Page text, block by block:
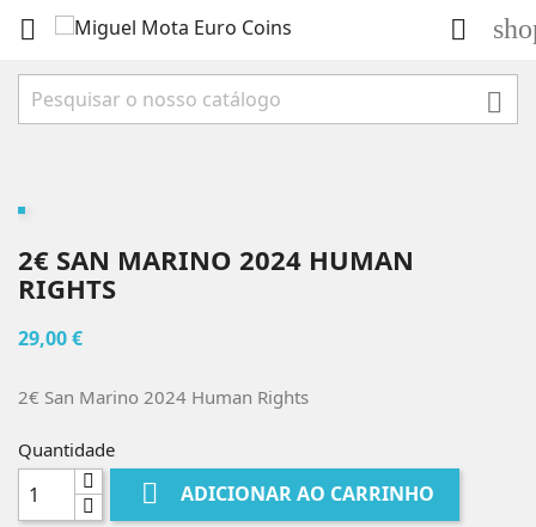
 

2€ SAN MARINO 2024 HUMAN
RIGHTS
29,00 €
2€ San Marino 2024 Human Rights
Quantidade
 ADICIONAR AO CARRINHO